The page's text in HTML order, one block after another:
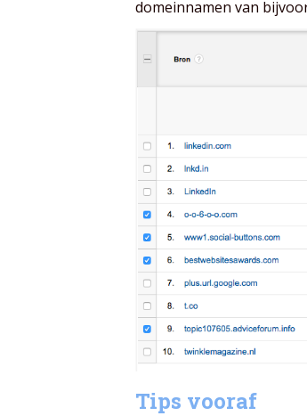
domeinnamen van
Tips vooraf